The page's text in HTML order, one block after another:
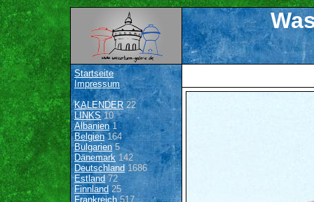
Startseite
Impressum
KALENDER22
LINKS10
Albanien1
Belgien164
Bulgarien 5
Dänemark142
Deutschland 1686
Estland 72
Finnland 25
Frankreich517